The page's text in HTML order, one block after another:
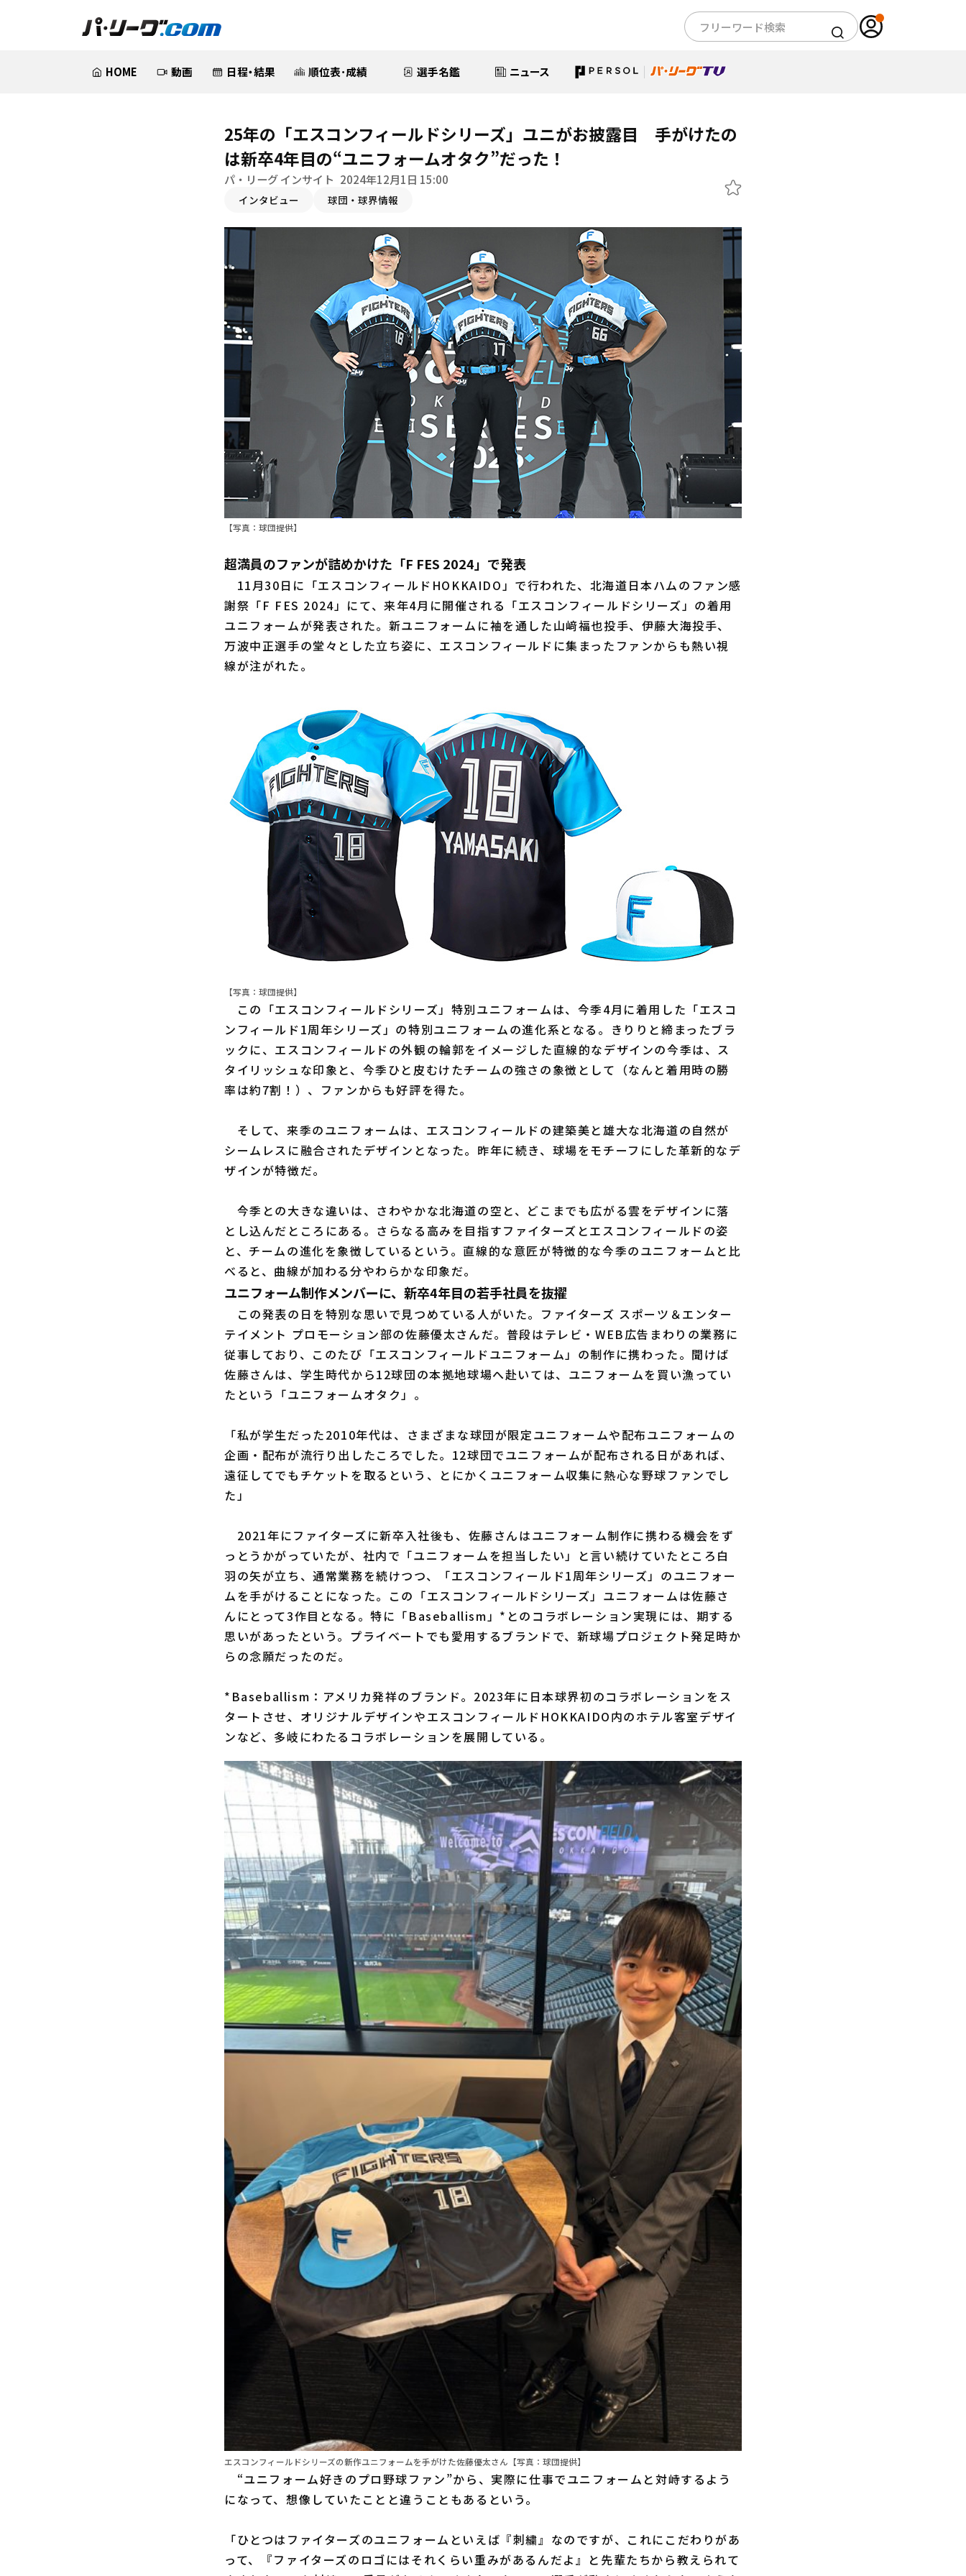
HOME 動画 日程・結果 順位表･成績 選手名鑑 ニュース
25年の「エスコンフィールドシリーズ」ユニがお披露目 手がけたの
は新卒4年目の“ユニフォームオタク”だった！
パ・リーグ インサイト 2024年12月1日 15:00
インタビュー 球団・球界情報
【写真：球団提供】
超満員のファンが詰めかけた「F FES 2024」で発表
11月30日に「エスコンフィールドHOKKAIDO」で行われた、北海道日本ハムのファン感
謝祭「F FES 2024」にて、来年4月に開催される「エスコンフィールドシリーズ」の着用
ユニフォームが発表された。新ユニフォームに袖を通した山﨑福也投手、伊藤大海投手、
万波中正選手の堂々とした立ち姿に、エスコンフィールドに集まったファンからも熱い視
線が注がれた。
【写真：球団提供】
この「エスコンフィールドシリーズ」特別ユニフォームは、今季4月に着用した「エスコ
ンフィールド1周年シリーズ」の特別ユニフォームの進化系となる。きりりと締まったブラ
ックに、エスコンフィールドの外観の輪郭をイメージした直線的なデザインの今季は、ス
タイリッシュな印象と、今季ひと皮むけたチームの強さの象徴として（なんと着用時の勝
率は約7割！）、ファンからも好評を得た。
そして、来季のユニフォームは、エスコンフィールドの建築美と雄大な北海道の自然が
シームレスに融合されたデザインとなった。昨年に続き、球場をモチーフにした革新的なデ
ザインが特徴だ。
今季との大きな違いは、さわやかな北海道の空と、どこまでも広がる雲をデザインに落
とし込んだところにある。さらなる高みを目指すファイターズとエスコンフィールドの姿
と、チームの進化を象徴しているという。直線的な意匠が特徴的な今季のユニフォームと比
べると、曲線が加わる分やわらかな印象だ。
ユニフォーム制作メンバーに、新卒4年目の若手社員を抜擢
この発表の日を特別な思いで見つめている人がいた。ファイターズ スポーツ＆エンター
テイメント プロモーション部の佐藤優太さんだ。普段はテレビ・WEB広告まわりの業務に
従事しており、このたび「エスコンフィールドユニフォーム」の制作に携わった。聞けば
佐藤さんは、学生時代から12球団の本拠地球場へ赴いては、ユニフォームを買い漁ってい
たという「ユニフォームオタク」。
「私が学生だった2010年代は、さまざまな球団が限定ユニフォームや配布ユニフォームの
企画・配布が流行り出したころでした。12球団でユニフォームが配布される日があれば、
遠征してでもチケットを取るという、とにかくユニフォーム収集に熱心な野球ファンでし
た」
2021年にファイターズに新卒入社後も、佐藤さんはユニフォーム制作に携わる機会をず
っとうかがっていたが、社内で「ユニフォームを担当したい」と言い続けていたところ白
羽の矢が立ち、通常業務を続けつつ、「エスコンフィールド1周年シリーズ」のユニフォー
ムを手がけることになった。この「エスコンフィールドシリーズ」ユニフォームは佐藤さ
んにとって3作目となる。特に「Baseballism」*とのコラボレーション実現には、期する
思いがあったという。プライベートでも愛用するブランドで、新球場プロジェクト発足時か
らの念願だったのだ。
*Baseballism：アメリカ発祥のブランド。2023年に日本球界初のコラボレーションをス
タートさせ、オリジナルデザインやエスコンフィールドHOKKAIDO内のホテル客室デザイ
ンなど、多岐にわたるコラボレーションを展開している。
エスコンフィールドシリーズの新作ユニフォームを手がけた佐藤優太さん【写真：球団提供】
“ユニフォーム好きのプロ野球ファン”から、実際に仕事でユニフォームと対峙するよう
になって、想像していたことと違うこともあるという。
「ひとつはファイターズのユニフォームといえば『刺繍』なのですが、これにこだわりがあ
って、『ファイターズのロゴにはそれくらい重みがあるんだよ』と先輩たちから教えられて